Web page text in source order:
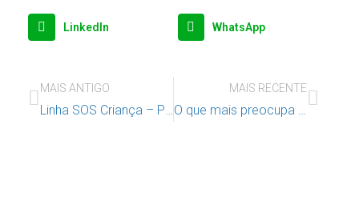
LinkedIn WhatsApp
MAIS ANTIGO MAIS RECENTE